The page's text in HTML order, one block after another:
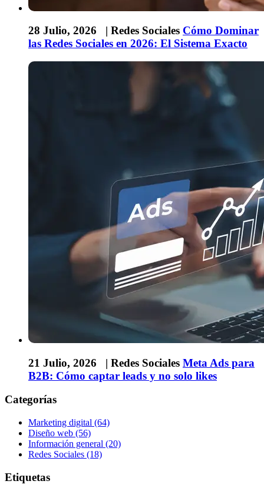
28 Julio, 2026 | Redes Sociales Cómo Dominar
las Redes Sociales en 2026: El Sistema Exacto
21 Julio, 2026 | Redes Sociales Meta Ads para
B2B: Cómo captar leads y no solo likes
Categorías
Marketing digital (64)
Diseño web (56)
Información general (20)
Redes Sociales (18)
Etiquetas